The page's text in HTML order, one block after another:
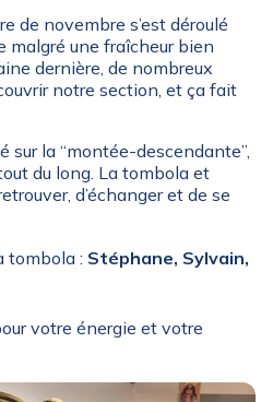
de novembre s’est déroulé
malgré une fraîcheur bien
dernière, de nombreux
notre section, et ça fait
sur la “montée-descendante”,
du long. La tombola et
d’échanger et de se
tombola : Stéphane, Sylvain,
votre énergie et votre